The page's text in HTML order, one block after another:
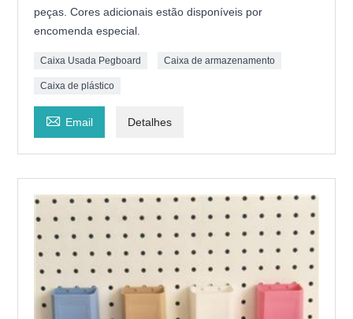
peças. Cores adicionais estão disponíveis por
encomenda especial.
Caixa Usada Pegboard Caixa de armazenamento
Caixa de plástico
 Email Detalhes